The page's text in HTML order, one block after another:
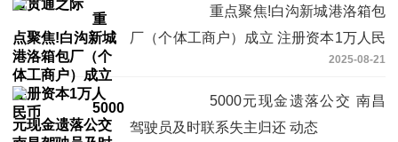
重点聚焦!白沟新城港洛箱包
厂（个体工商户）成立 注册资本1万人民
2025-08-21
5000元现金遗落公交 南昌
驾驶员及时联系失主归还 动态